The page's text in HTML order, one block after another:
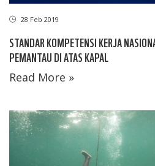
28 Feb 2019
STANDAR KOMPETENSI KERJA
PEMANTAU DI ATAS KAPAL
Read More »